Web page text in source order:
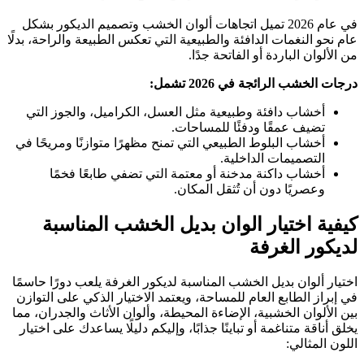
في عام 2026 تميل اتجاهات ألوان الخشب وتصميم الديكور بشكل
عام نحو النغمات الدافئة والطبيعية التي تعكس الطبيعة والراحة، بدلًا
من الألوان الباردة أو الفاتحة جدًا.
درجات الخشب الرائجة في 2026 تشمل:
أخشاب دافئة وطبيعية مثل العسل، الكراميل، والجوز التي
تضيف عمقًا ودفئًا للمساحات.
أخشاب البلوط الطبيعي التي تمنح مظهرًا متوازنًا ومريحًا في
التصميمات الداخلية.
أخشاب داكنة مدخنة أو معتمة التي تضفي طابعًا فخمًا
وعصريًا دون أن تُثقل المكان.
كيفية اختيار الوان بديل الخشب المناسبة
لديكور الغرفة
اختيار ألوان بديل الخشب المناسبة لديكور الغرفة يلعب دورًا حاسمًا
في إبراز الطابع العام للمساحة، ويعتمد الاختيار الذكي على التوازن
بين الألوان الخشبية، الإضاءة المحيطة، وألوان الأثاث والجدران، مما
يخلق أناقة متناغمة أو تباينًا جذابًا، وإليكم دليلًا يساعدك على اختيار
اللون المثالي: